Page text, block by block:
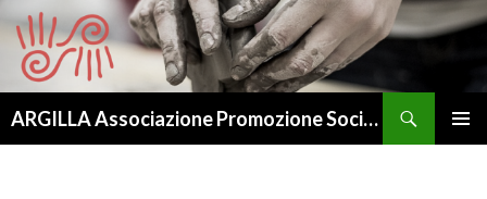
ARGILLA Associazione Promozione Sociale – APS